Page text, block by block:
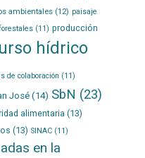
ambientales(12) paisaje
(11) producción
hídrico
de colaboración (11)
José(14) SbN (23)
alimentaria (13)
(13) SINAC(11)
en la